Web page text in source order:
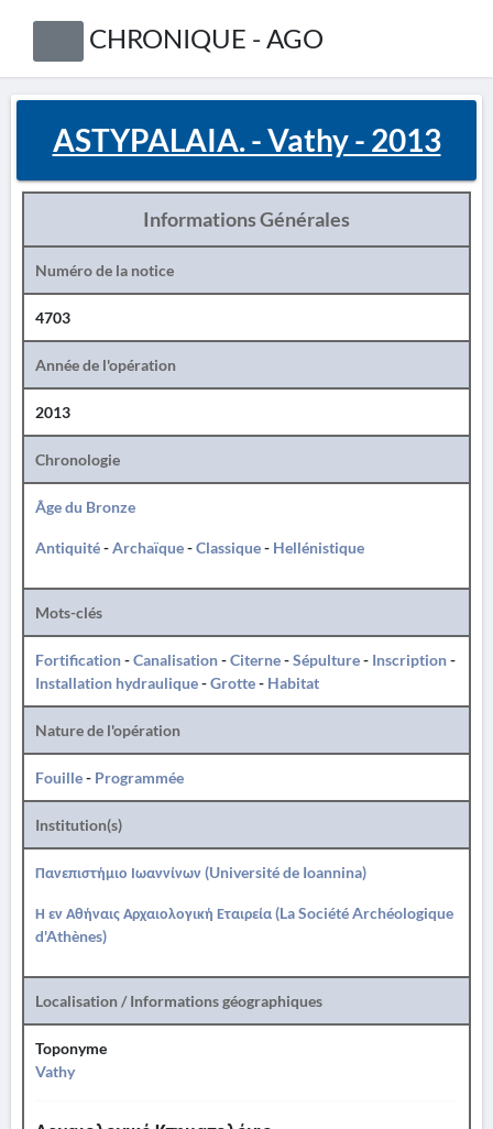
CHRONIQUE - AGO
ASTYPALAIA. - Vathy - 2013
Informations Générales
Numéro de la notice
4703
Année de l'opération
2013
Chronologie
Âge du Bronze
Antiquité-Archaïque-Classique- Hellénistique
Mots-clés
Fortification-Canalisation-Citerne-Sépulture- Inscription-
Installation hydraulique-Grotte- Habitat
Nature de l'opération
Fouille- Programmée
Institution(s)
Πανεπιστήμιο Ιωαννίνων (Université de Ioannina)
Η εν Αθήναις Αρχαιολογική Εταιρεία (La Société Archéologique
d'Athènes)
Localisation / Informations géographiques
Toponyme
Vathy